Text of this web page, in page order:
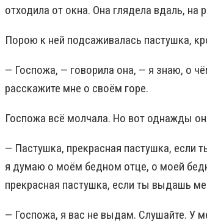
отходила от окна. Она глядела вдаль, на
Порою к ней подсаживалась пастушка,
— Госпожа, — говорила она, — я знаю, о
расскажите мне о своём горе.
Госпожа всё молчала. Но вот однажды
— Пастушка, прекрасная пастушка, если
я думаю о моём бедном отце, о моей
прекрасная пастушка, если ты выдашь
— Госпожа, я вас не выдам. Слушайте. У